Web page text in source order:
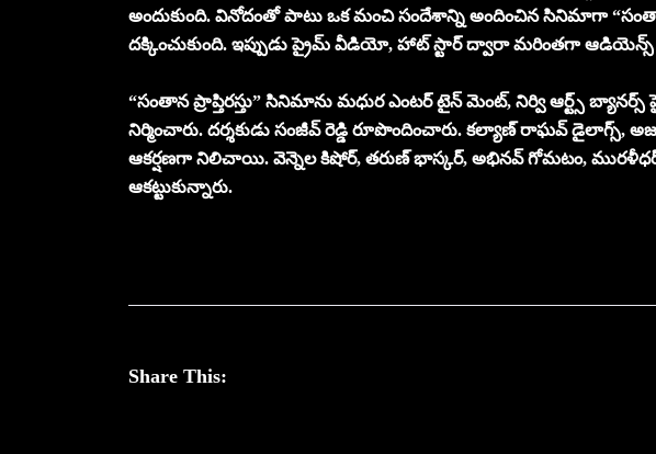
అందుకుంది. వినోదంతో పాటు ఒక మంచి సందేశాన్ని అందించిన సినిమాగా “సంతాన
దక్కించుకుంది. ఇప్పుడు ప్రైమ్ వీడియో, హాట్ స్టార్ ద్వారా మరింతగా
“సంతాన ప్రాప్తిరస్తు” సినిమాను మధుర ఎంటర్ టైన్ మెంట్, నిర్వి ఆర్ట్స్ బ్యానర్స్ పై
నిర్మించారు. దర్శకుడు సంజీవ్ రెడ్డి రూపొందించారు. కల్యాణ్ రాఘవ్
ఆకర్షణగా నిలిచాయి. వెన్నెల కిషోర్, తరుణ్ భాస్కర్, అభినవ్ గోమటం, మురళీధర్
ఆకట్టుకున్నారు.
Share This: